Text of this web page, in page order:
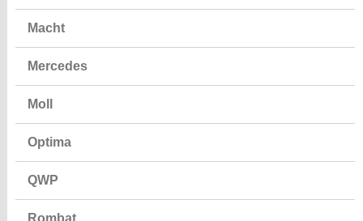
Macht
Mercedes
Moll
Optima
QWP
Rombat